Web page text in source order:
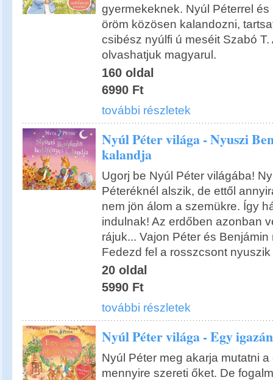
gyermekeknek. Nyúl Péterrel
öröm közösen kalandozni,
csibész nyúlfi ú meséit Szabó
olvashatjuk magyarul.
160 oldal
6990 Ft
további részletek
Nyúl Péter világa - Nyuszi
kalandja
Ugorj be Nyúl Péter világába!
Péteréknél alszik, de ettől
nem jön álom a szemükre. Így
indulnak! Az erdőben azonban
rájuk... Vajon Péter és
Fedezd fel a rosszcsont
20 oldal
5990 Ft
további részletek
Nyúl Péter világa - Egy
Nyúl Péter meg akarja mutatni
mennyire szereti őket. De